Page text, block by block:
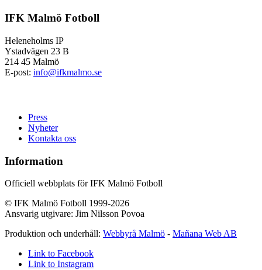
IFK Malmö Fotboll
Heleneholms IP
Ystadvägen 23 B
214 45 Malmö
E-post: info@ifkmalmo.se
Press
Nyheter
Kontakta oss
Information
Officiell webbplats för IFK Malmö Fotboll
© IFK Malmö Fotboll 1999-2026
Ansvarig utgivare: Jim Nilsson Povoa
Produktion och underhåll: Webbyrå Malmö - Mañana Web AB
Link to Facebook
Link to Instagram